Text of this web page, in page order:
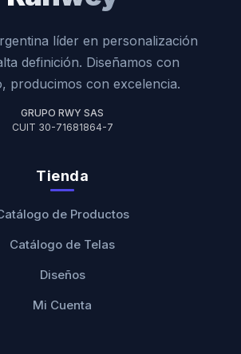
líder en personalización
definición. Diseñamos con
producimos con excelencia.
GRUPO RWY SAS
CUIT 30-71681864-7
Tienda
de Productos
Catálogo de Telas
Diseños
Mi Cuenta